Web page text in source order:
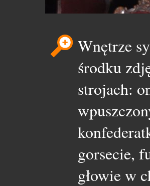
Wnętrze
środku
strojach:
gorsecie,
głowie w